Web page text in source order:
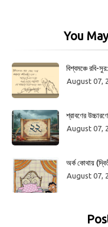
You
বিশ্বমঞ্চে রবি-
August 07,
শ্রাবণের
August 07,
অর্ক কোথায়
August 07,